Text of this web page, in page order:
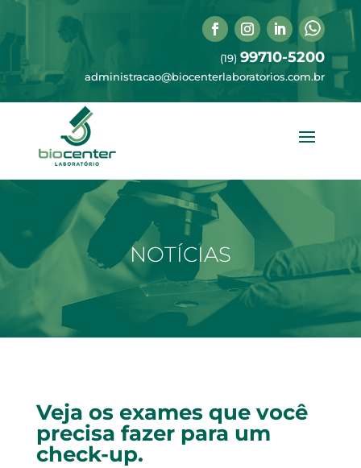
(19)99710-5200
administracao@biocenterlaboratorios.com.br
NOTÍCIAS
Veja os exames que você
precisa fazer para um
check-up.